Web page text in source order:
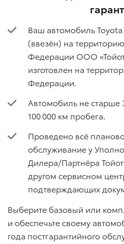
Ваш автомобиль
(ввезён) на
Федерации ООО
изготовлен на
Федерации.
Автомобиль не старше
100 000 км пробега.
Проведено всё
обслуживание у
Дилера/Партнёра
другом сервисном
подтверждающих
Выберите базовый или
и обеспечьте своему
года постгарантийного